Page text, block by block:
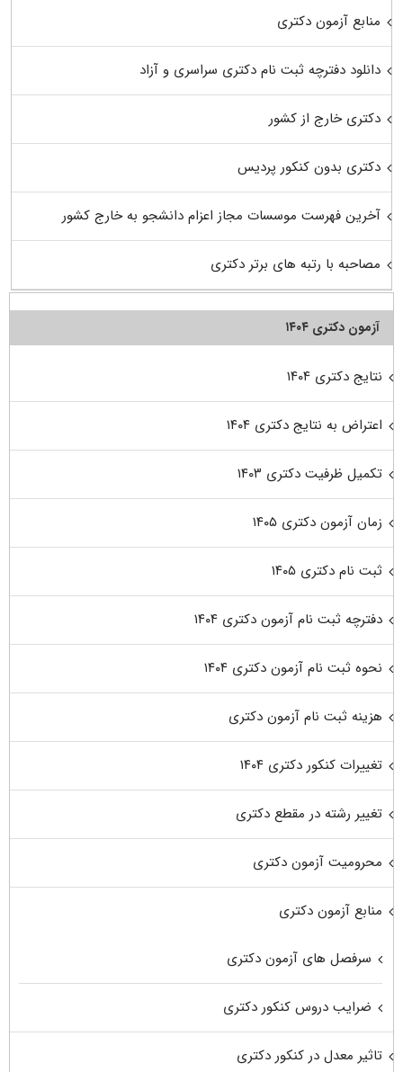
منابع آزمون دکتری
دانلود دفترچه ثبت نام دکتری سراسری و آزاد
دکتری خارج از کشور
دکتری بدون کنکور پردیس
آخرین فهرست موسسات مجاز اعزام دانشجو به خارج کشور
مصاحبه با رتبه های برتر دکتری
آزمون دکتری ۱۴۰۴
نتایج دکتری ۱۴۰۴
اعتراض به نتایج دکتری ۱۴۰۴
تکمیل ظرفیت دکتری ۱۴۰۳
زمان آزمون دکتری ۱۴۰۵
ثبت نام دکتری ۱۴۰۵
دفترچه ثبت نام آزمون دکتری ۱۴۰۴
نحوه ثبت نام آزمون دکتری ۱۴۰۴
هزینه ثبت نام آزمون دکتری
تغییرات کنکور دکتری ۱۴۰۴
تغییر رشته در مقطع دکتری
محرومیت آزمون دکتری
منابع آزمون دکتری
سرفصل های آزمون دکتری
ضرایب دروس کنکور دکتری
تاثیر معدل در کنکور دکتری